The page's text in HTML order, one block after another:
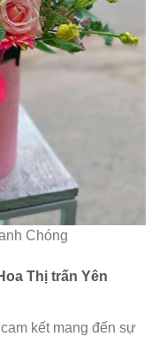
Chóng
Thị trấn Yên
kết mang đến sự